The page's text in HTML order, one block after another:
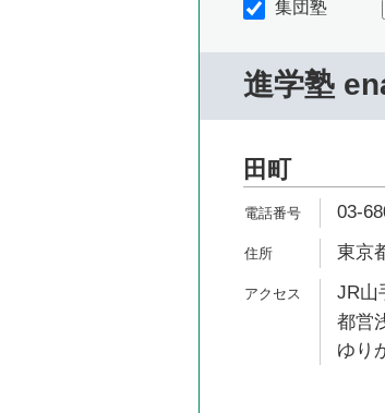
集団塾
進学塾
田町
03-
東京
JR山
都営
ゆり